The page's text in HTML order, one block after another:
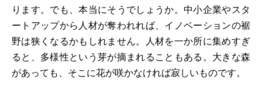
ります。でも、本当にそうでしょうか。中小企業やスタ
ートアップから人材が奪われれば、イノベーションの裾
野は狭くなるかもしれません。人材を一か所に集めすぎ
ると、多様性という芽が摘まれることもある。大きな森
があっても、そこに花が咲かなければ寂しいものです。